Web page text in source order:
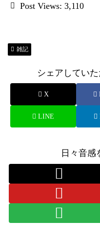
Post Views: 3,110
雑記
シェアしてい
X
LINE
日々音感